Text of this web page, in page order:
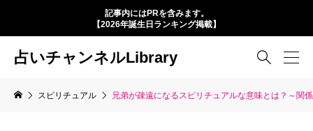
記事内にはPRを含みます。
【2026年誕生日ランキング掲載】
占いチャンネルLibrary 
スピリチュアル 兄弟が疎遠になるスピリチュアルな意味とは？～関